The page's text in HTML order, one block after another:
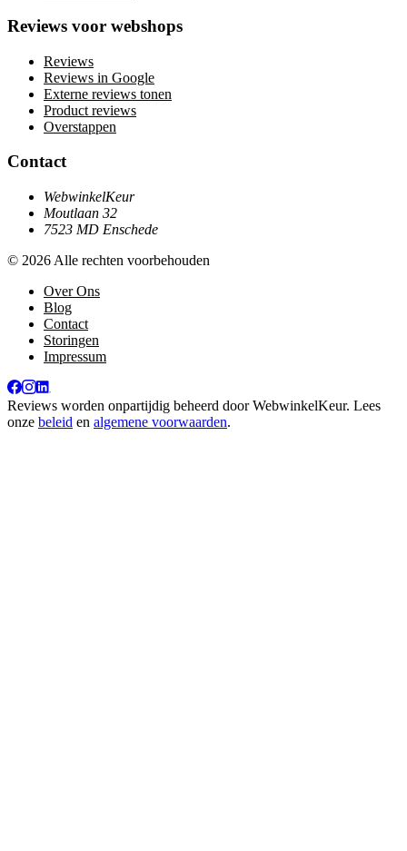
Reviews voor webshops
Reviews
Reviews in Google
Externe reviews tonen
Product reviews
Overstappen
Contact
WebwinkelKeur
Moutlaan 32
7523 MD Enschede
© 2026 Alle rechten voorbehouden
Over Ons
Blog
Contact
Storingen
Impressum
Reviews worden onpartijdig beheerd doorWebwinkelKeur. Lees
onze beleid en algemene voorwaarden.